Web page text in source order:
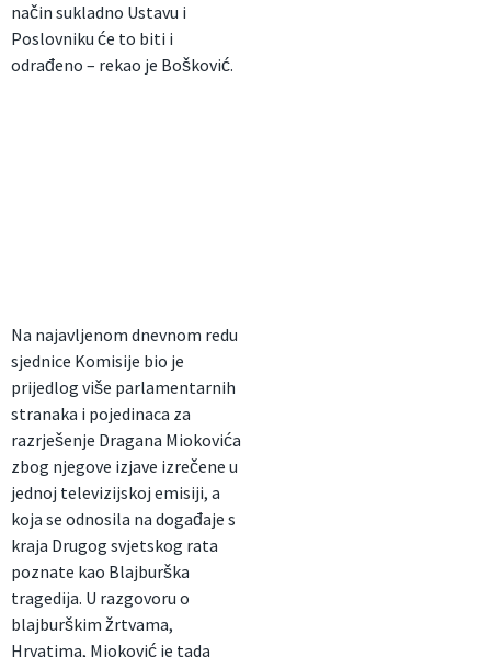
način sukladno Ustavu i
Poslovniku će to biti i
odrađeno – rekao je Bošković.
Na najavljenom dnevnom redu
sjednice Komisije bio je
prijedlog više parlamentarnih
stranaka i pojedinaca za
razrješenje Dragana Miokovića
zbog njegove izjave izrečene u
jednoj televizijskoj emisiji, a
koja se odnosila na događaje s
kraja Drugog svjetskog rata
poznate kao Blajburška
tragedija. U razgovoru o
blajburškim žrtvama,
Hrvatima, Mioković je tada